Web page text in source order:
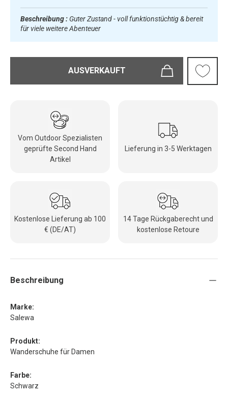
Beschreibung : Guter Zustand - voll funktionstüchtig & bereit
für viele weitere Abenteuer
AUSVERKAUFT
Vom Outdoor Spezialisten
geprüfte Second Hand
Artikel
Lieferung in 3-5 Werktagen
Kostenlose Lieferung ab 100
€ (DE/AT)
14 Tage Rückgaberecht und
kostenlose Retoure
Beschreibung
Marke:
Salewa
Produkt:
Wanderschuhe für Damen
Farbe:
Schwarz